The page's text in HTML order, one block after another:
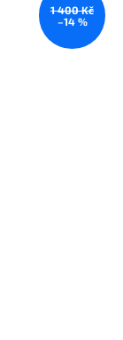
1 400 Kč
–14 %